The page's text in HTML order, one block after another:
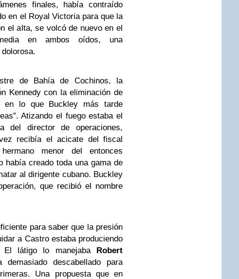
finales, había contraído
en el Royal Victoria para que la
el alta, se volcó de nuevo en el
en ambos oídos, una
de Bahía de Cochinos, la
Kennedy con la eliminación de
en lo que Buckley más tarde
Atizando el fuego estaba el
del director de operaciones,
recibía el acicate del fiscal
menor del entonces
había creado toda una gama de
al dirigente cubano. Buckley
que recibió el nombre
para saber que la presión
a Castro estaba produciendo
El látigo lo manejaba Robert
descabellado para
Una propuesta que en